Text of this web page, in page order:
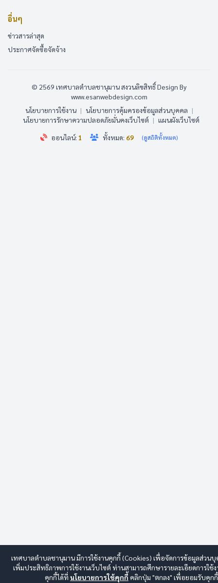
อื่นๆ
ข่าวสารล่าสุด
ประกาศจัดซื้อจัดจ้าง
© 2569 เทศบาลตำบลชานุมาน สงวนลิขสิทธิ์Design By
www.esanwebdesign.com
นโยบายการใช้งาน | นโยบายการคุ้มครองข้อมูลส่วนบุคคล |
นโยบายการรักษาความปลอดภัยมั่นคงเว็บไซต์ | แผนผังเว็บไซต์
ออนไลน์: 1 ทั้งหมด: 69 (ดูสถิติทั้งหมด)
เทศบาลตำบลชานุมาน มีการใช้งานคุกกี้ (Cookies) เพื่อจัดการข้อมูลส่วน
เพิ่มประสิทธิภาพการใช้งานเว็บไซต์ ท่านสามารถศึกษารายละเอียดการใช้
คุกกี้ได้ที่ นโยบายการใช้คุกกี้ คลิกปุ่ม "ตกลง" เพื่อยอมรับคุกกี้